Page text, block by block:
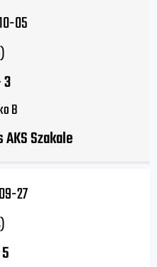
05
3
B
Szakale
27
5